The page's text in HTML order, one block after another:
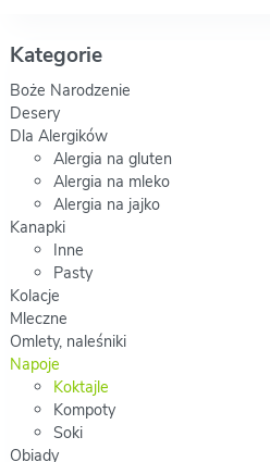
Kategorie
Boże Narodzenie
Desery
Dla Alergików
Alergia na gluten
Alergia na mleko
Alergia na jajko
Kanapki
Inne
Pasty
Kolacje
Mleczne
Omlety, naleśniki
Napoje
Koktajle
Kompoty
Soki
Obiady